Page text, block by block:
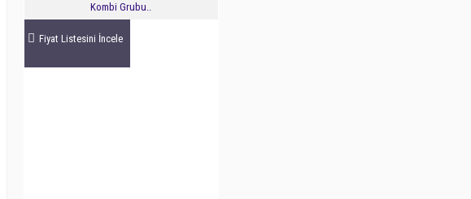
Kombi Grubu..
Fiyat Listesini İncele